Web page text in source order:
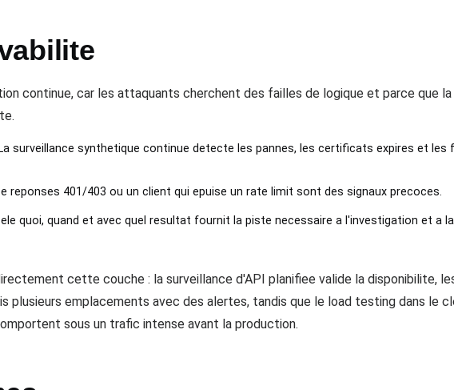
continue, car les attaquants cherchent des failles de logique et parce que la
La surveillance synthetique continue detecte les pannes, les certificats expires et les
reponses 401/403 ou un client qui epuise un rate limit sont des signaux precoces.
quoi, quand et avec quel resultat fournit la piste necessaire a l'investigation et a la
cette couche : la surveillance d'API planifiee valide la disponibilite,
emplacements avec des alertes, tandis que le load testing dans le
sous un trafic intense avant la production.